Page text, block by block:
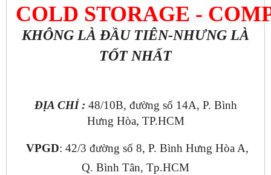
COLD STORAGE -
KHÔNG LÀ ĐẦU TIÊN-NHƯNG LÀ
TỐT NHẤT
ĐỊA CHỈ : 48/10B, đường số 14A, P. Bình
Hưng Hòa, TP.HCM
VPGD: 42/3 đường số 8, P. Bình Hưng Hòa A,
Q. Bình Tân, Tp.HCM